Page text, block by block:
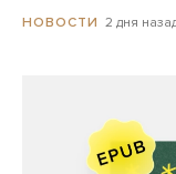
НОВОСТИ 2 дня